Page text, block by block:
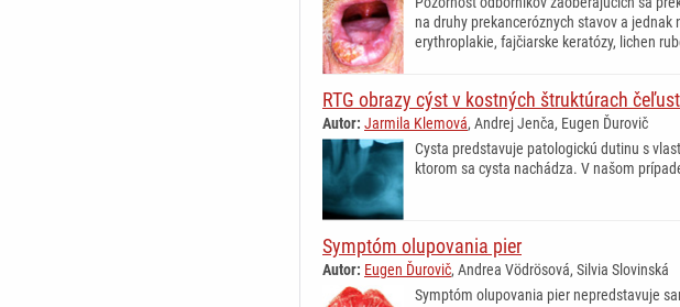
na druhy prekanceróznych stavov a
erythroplakie, fajčiarske keratózy, lichen
RTG obrazy cýst v kostných štruktúrach
Autor: Jarmila Klemová, Andrej Jenča, Eugen Ďurovič
Cysta predstavuje patologickú dutinu s
ktorom sa cysta nachádza. V našom
Symptóm olupovania pier
Autor: Eugen Ďurovič, Andrea Vödrösová, Silvia Slovinská
Symptóm olupovania pier nepredstavuje